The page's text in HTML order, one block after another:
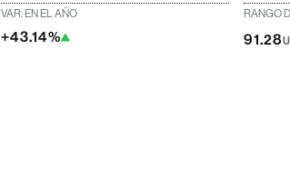
VAR. EN EL AÑO
+43.14%
RANGO
91.28